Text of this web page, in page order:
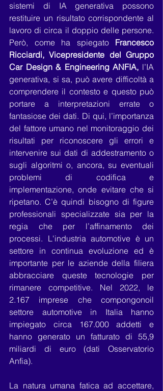
sistemi di IA generativa possono
restituire un risultato corrispondente al
lavoro di circa il doppio delle persone.
Però, come ha spiegato Francesco
Ricciardi, Vicepresidente del Gruppo
Car Design & Engineering ANFIA, l’IA
generativa, si sa, può avere difficoltà a
comprendere il contesto e questo può
portare a interpretazioni errate o
fantasiose dei dati. Di qui, l’importanza
del fattore umano nel monitoraggio dei
risultati per riconoscere gli errori e
intervenire sui dati di addestramento o
sugli algoritmi o, ancora, su eventuali
problemi di codifica e
implementazione, onde evitare che si
ripetano. C’è quindi bisogno di figure
professionali specializzate sia per la
regia che per l’affinamento dei
processi. L'industria automotive è un
settore in continua evoluzione ed è
importante per le aziende della filiera
abbracciare queste tecnologie per
rimanere competitive. Nel 2022, le
2.167 imprese che compongonoil
settore automotive in Italia hanno
impiegato circa 167.000 addetti e
hanno generato un fatturato di 55,9
miliardi di euro (dati Osservatorio
Anfia).
La natura umana fatica ad accettare,